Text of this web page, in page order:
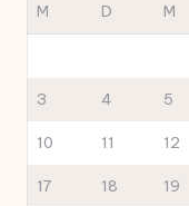
M
D M
3 4 5
10 11 12
17 18 19